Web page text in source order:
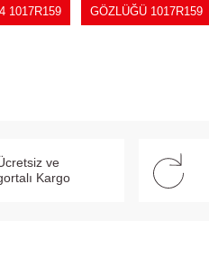
1017R159 GÖZLÜĞÜ 1017R159
ve
Kargo